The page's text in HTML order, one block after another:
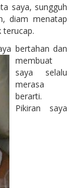
saya, sungguh
diam menatap
terucap.
bertahan dan
membuat
saya selalu
merasa
berarti.
Pikiran saya